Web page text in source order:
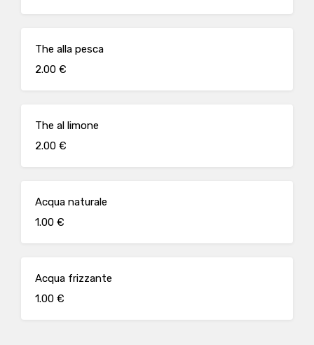
The alla pesca
2.00 €
The al limone
2.00 €
Acqua naturale
1.00 €
Acqua frizzante
1.00 €